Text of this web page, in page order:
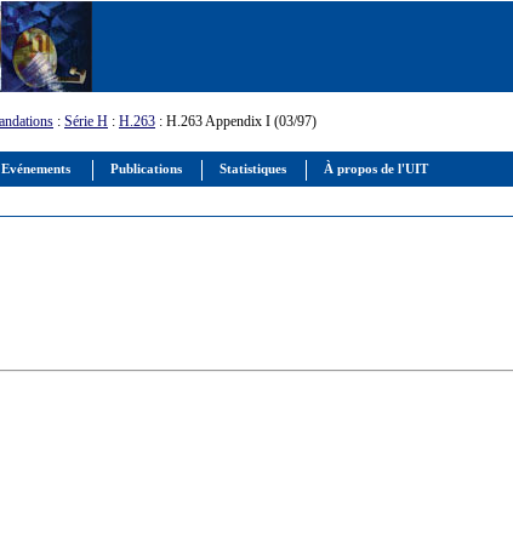
Evénements Publications Statistiques À propos de l'UIT
: Série H : H.263 : H.263 Appendix I (03/97)